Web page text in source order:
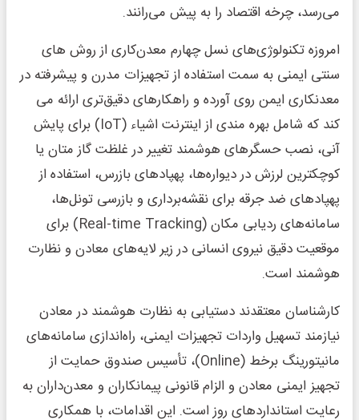
می‌رسد، چرخه اقتصاد را به پیش می‌رانند.
امروزه تکنولوژی‌های نسل چهارم معدن‌کاری از روش های
سنتی ایمنی به سمت استفاده از تجهیزات مدرن و پیشرفته در
معدنکاری ایمن روی آورده و راهکارهای دقیق‌تری ارائه می
کند که شامل بهره مندی از اینترنت اشیاء (IoT) برای پایش
آنی، نصب حسگرهای هوشمند تغییر در غلظت گاز متان یا
کوچکترین لرزش در دیواره‌ها، پهپادهای بازرس، استفاده از
پهپادهای ضد جرقه برای نقشه‌برداری و بازرسی تونل‌ها،
سامانه‌های ردیابی مکان (Real-time Tracking) برای
موقعیت دقیق نیروی انسانی در زیر لایه‌های معادن و نظارت
هوشمند است.
کارشناسان معتقدند دستیابی به نظارت هوشمند در معادن
نیازمند تسهیل واردات تجهیزات ایمنی، راه‌اندازی سامانه‌های
مانیتورینگ برخط (Online)، تأسیس صندوق حمایت از
تجهیز ایمنی معادن و الزام قانونی پیمانکاران و معدن‌داران به
رعایت استانداردهای روز است. این اقدامات، با همکاری